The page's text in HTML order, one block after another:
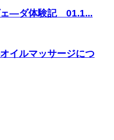
ェ―ダ体験記 01.1...
イルマッサージにつ